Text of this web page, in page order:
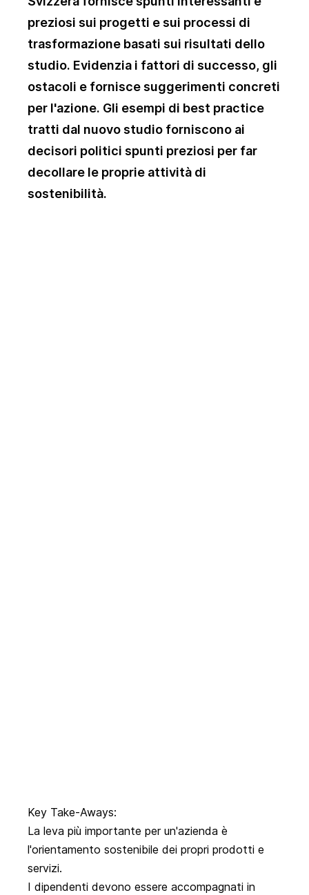
preziosi sui progetti e sui processi di
trasformazione basati sui risultati dello
studio. Evidenzia i fattori di successo, gli
ostacoli e fornisce suggerimenti concreti
per l'azione. Gli esempi di best practice
tratti dal nuovo studio forniscono ai
decisori politici spunti preziosi per far
decollare le proprie attività di
sostenibilità.
Key Take-Aways:
La leva più importante per un'azienda è
l'orientamento sostenibile dei propri prodotti e
servizi.
I dipendenti devono essere accompagnati in